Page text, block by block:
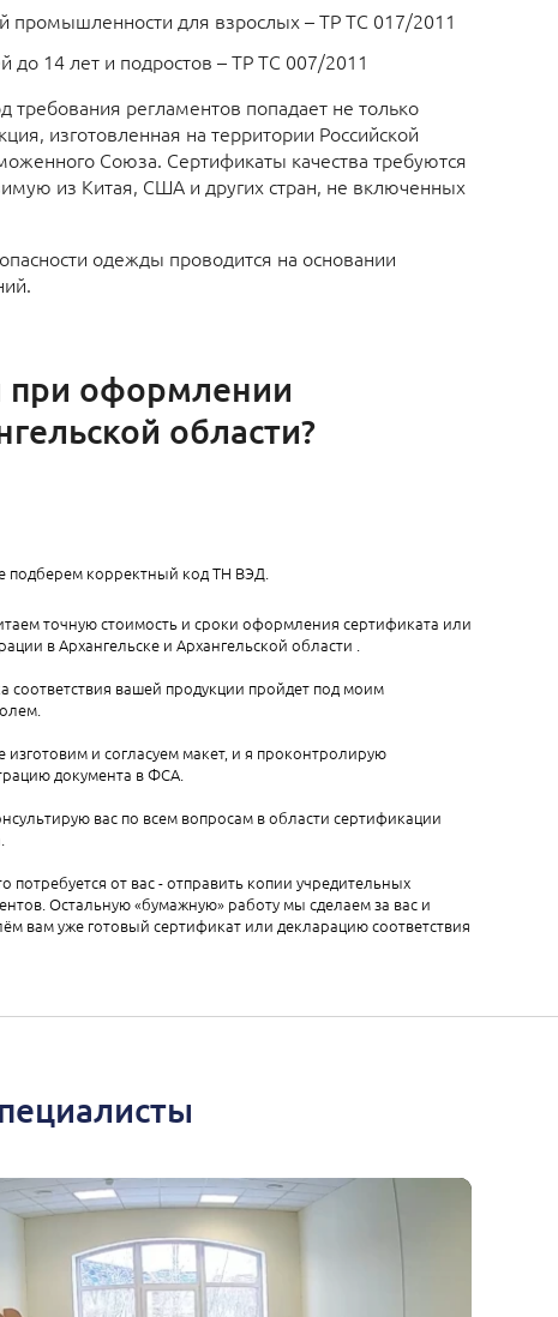
промышленности для взрослых – ТР ТС 017/2011
до 14 лет и подростов – ТР ТС 007/2011
требования регламентов попадает не только
изготовленная на территории Российской
Союза. Сертификаты качества требуются
из Китая, США и других стран, не включенных
одежды проводится на основании
при оформлении
области?
подберем корректный код ТН ВЭД.
точную стоимость и сроки оформления сертификата или
в Архангельске и Архангельской области​ .
соответствия вашей продукции пройдет под моим
изготовим и согласуем макет, и я проконтролирую
документа в ФСА.
вас по всем вопросам в области сертификации
потребуется от вас - отправить копии учредительных
Остальную «бумажную» работу мы сделаем за вас и
вам уже готовый сертификат или декларацию соответствия